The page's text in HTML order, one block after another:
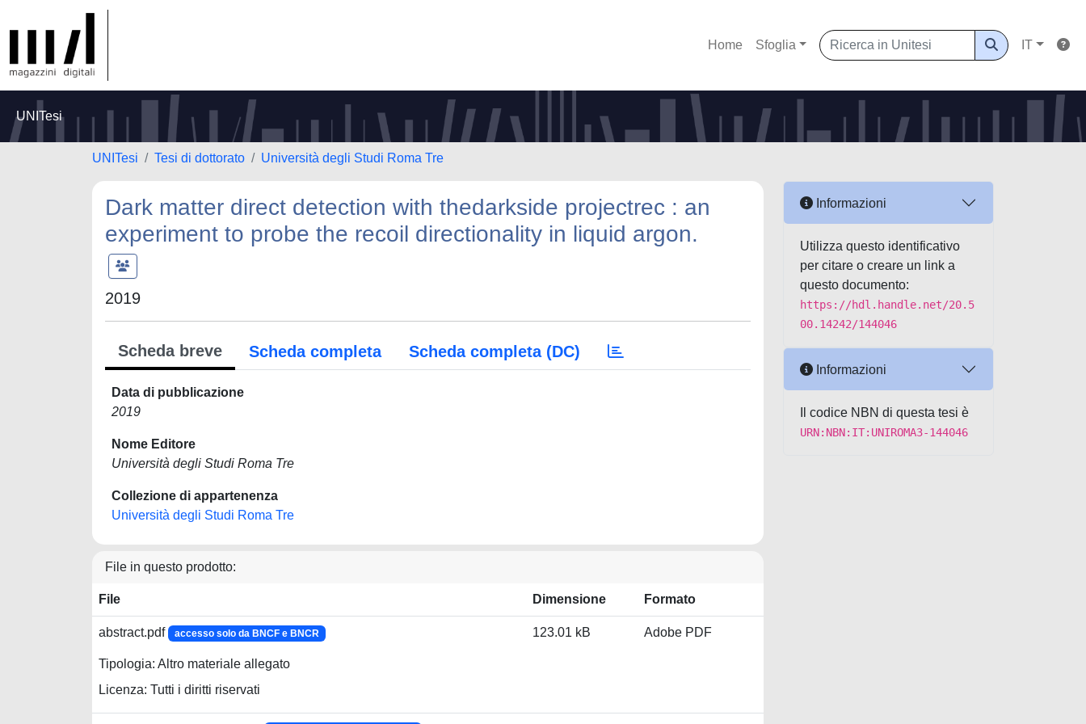
Home Sfoglia IT
UNITesi
UNITesi Tesi di dottorato Università degli Studi Roma Tre
Dark matter direct detection with thedarkside projectrec : an
experiment to probe the recoil directionality in liquid argon.
2019
Scheda breve Scheda completa Scheda completa (DC)
Data di pubblicazione
2019
Nome Editore
Università degli Studi Roma Tre
Collezione di appartenenza
Università degli Studi Roma Tre
File in questo prodotto:
File Dimensione Formato
abstract.pdf accesso solo da BNCF e BNCR
Tipologia: Altro materiale allegato
Licenza: Tutti i diritti riservati
123.01 kB Adobe PDF
Informazioni
Utilizza questo identificativo
per citare o creare un link a
questo documento:
https://hdl.handle.net/20.5
00.14242/144046
Informazioni
Il codice NBN di questa tesi è
URN:NBN:IT:UNIROMA3-144046